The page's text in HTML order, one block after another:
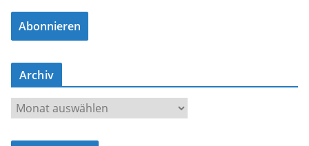
a
l
-
d
Abonnieren
Archiv
r
c